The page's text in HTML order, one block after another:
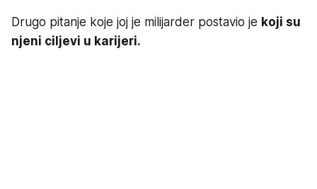
Drugo pitanje koje joj je milijarder postavio je koji su
njeni ciljevi u karijeri.